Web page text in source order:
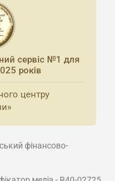
сервіс №1 для
років
центру
фінансово-